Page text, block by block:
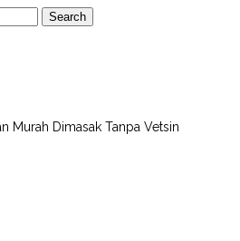
Murah Dimasak Tanpa Vetsin